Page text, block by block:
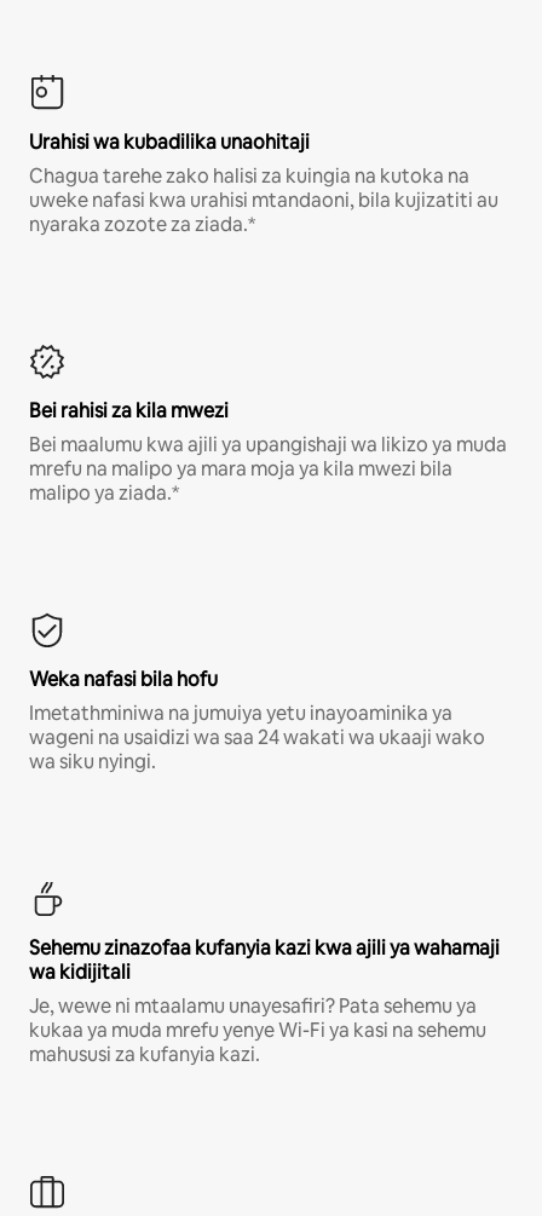
Urahisi wa kubadilika unaohitaji
Chagua tarehe zako halisi za kuingia na kutoka na
uweke nafasi kwa urahisi mtandaoni, bila kujizatiti au
nyaraka zozote za ziada.*
Bei rahisi za kila mwezi
Bei maalumu kwa ajili ya upangishaji wa likizo ya muda
mrefu na malipo ya mara moja ya kila mwezi bila
malipo ya ziada.*
Weka nafasi bila hofu
Imetathminiwa na jumuiya yetu inayoaminika ya
wageni na usaidizi wa saa 24 wakati wa ukaaji wako
wa siku nyingi.
Sehemu zinazofaa kufanyia kazi kwa ajili ya wahamaji
wa kidijitali
Je, wewe ni mtaalamu unayesafiri? Pata sehemu ya
kukaa ya muda mrefu yenye Wi-Fi ya kasi na sehemu
mahususi za kufanyia kazi.